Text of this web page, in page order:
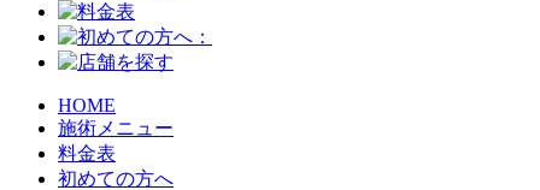
HOME
施術メニュー
料金表
初めての方へ